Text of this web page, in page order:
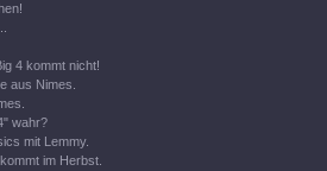
4 kommt nicht!
aus Nimes.
wahr?
mit Lemmy.
im Herbst.